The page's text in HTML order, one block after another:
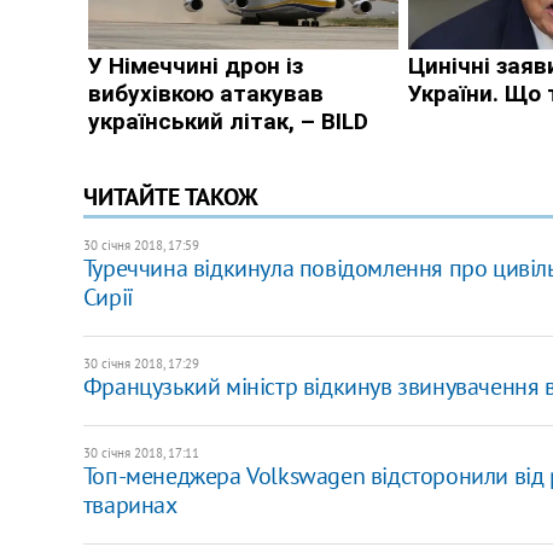
ЧИТАЙТЕ ТАКОЖ
30 січня 2018, 17:59
Туреччина відкинула повідомлення про
Сирії
30 січня 2018, 17:29
Французький міністр відкинув звинувачення
30 січня 2018, 17:11
Топ-менеджера Volkswagen відсторонили
тваринах